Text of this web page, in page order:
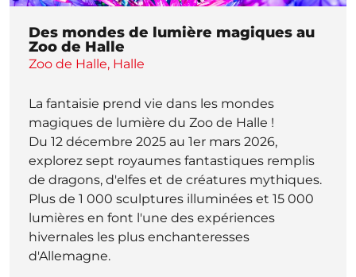
Des mondes de lumière magiques au
Zoo de Halle
Zoo de Halle, Halle
La fantaisie prend vie dans les mondes
magiques de lumière du Zoo de Halle !
Du 12 décembre 2025 au 1er mars 2026,
explorez sept royaumes fantastiques remplis
de dragons, d'elfes et de créatures mythiques.
Plus de 1 000 sculptures illuminées et 15 000
lumières en font l'une des expériences
hivernales les plus enchanteresses
d'Allemagne.